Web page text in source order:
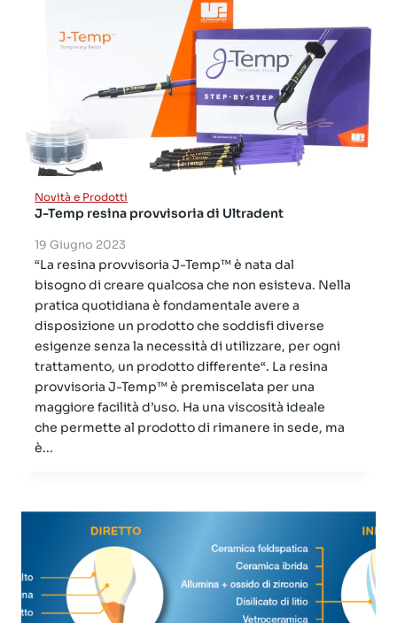
Novità e Prodotti
J-Temp resina provvisoria di Ultradent
19 Giugno 2023
“La resina provvisoria J-Temp™ è nata dal
bisogno di creare qualcosa che non esisteva. Nella
pratica quotidiana è fondamentale avere a
disposizione un prodotto che soddisfi diverse
esigenze senza la necessità di utilizzare, per ogni
trattamento, un prodotto differente“. La resina
provvisoria J-Temp™ è premiscelata per una
maggiore facilità d’uso. Ha una viscosità ideale
che permette al prodotto di rimanere in sede, ma
è...